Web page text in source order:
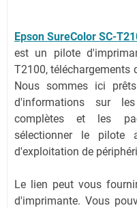
Epson SureColor SC-
est un pilote
T2100, téléchargements
Nous sommes ici
d'informations sur
complètes et les
sélectionner le pilote
d'exploitation de
Le lien peut vous
d'imprimante. Vous